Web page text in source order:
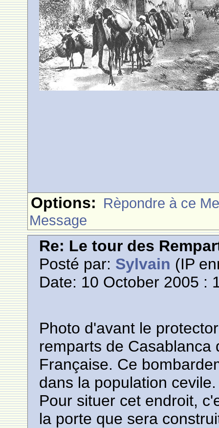
Options: Rèpondre à ce
Message
Re: Le tour des
Posté par: Sylvain (IP
Date: 10 October 2005 :
Photo d'avant le
remparts de Casablanca
Française. Ce
dans la population cevile.
Pour situer cet endroit,
la porte que sera